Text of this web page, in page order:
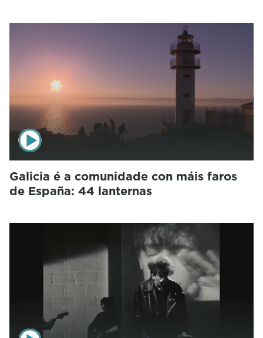
Galicia é a comunidade con máis faros
de España: 44 lanternas